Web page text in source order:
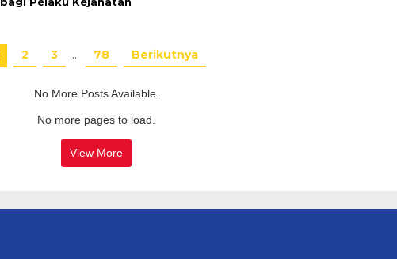
2 3 … 78 Berikutnya
No More Posts Available.
No more pages to load.
View More